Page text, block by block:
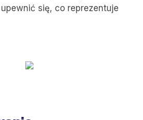
się, co reprezentuje